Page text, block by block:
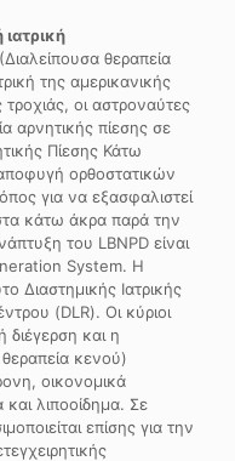
θεραπεία
της αμερικανικής
οι αστροναύτες
αρνητικής πίεσης σε
Πίεσης Κάτω
ορθοστατικών
για να εξασφαλιστεί
κάτω άκρα παρά την
του LBNPD είναι
System. Η
Διαστημικής Ιατρικής
(DLR). Οι κύριοι
διέγερση και η
κενού)
οικονομικά
και λιποοίδημα. Σε
επίσης για την